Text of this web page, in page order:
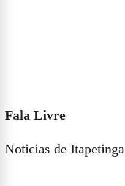
Fala Livre
Noticias de Itapetinga